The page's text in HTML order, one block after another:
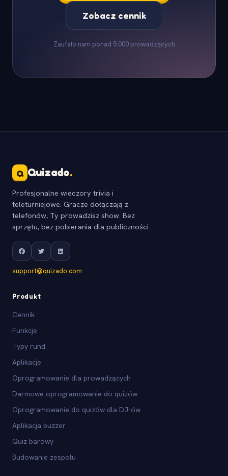
Zobacz cennik
Zaufało nam ponad 5 000 prowadzących
Q Quizado.
Profesjonalne wieczory trivia i
teleturniejowe. Gracze dołączają z
telefonów, Ty prowadzisz show. Bez
sprzętu, bez pobierania dla publiczności.
support@quizado.com
Produkt
Cennik
Funkcje
Typy rund
Aplikacje
Oprogramowanie dla prowadzących
Darmowe oprogramowanie do quizów
Oprogramowanie do quizów dla DJ-ów
Aplikacja buzzer
Quiz barowy
Budowanie zespołu